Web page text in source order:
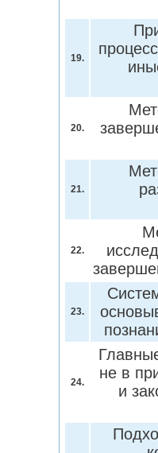
19.
20.
21.
22.
23.
24.
не в
и